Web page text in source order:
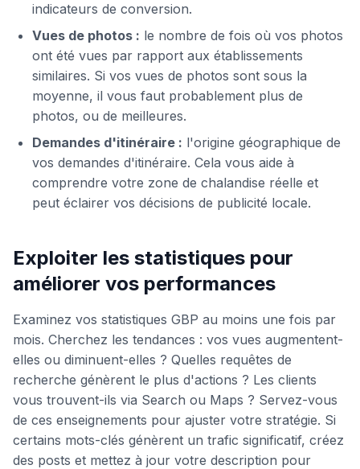
indicateurs de conversion.
Vues de photos : le nombre de fois où vos photos
ont été vues par rapport aux établissements
similaires. Si vos vues de photos sont sous la
moyenne, il vous faut probablement plus de
photos, ou de meilleures.
Demandes d'itinéraire : l'origine géographique de
vos demandes d'itinéraire. Cela vous aide à
comprendre votre zone de chalandise réelle et
peut éclairer vos décisions de publicité locale.
Exploiter les statistiques pour
améliorer vos performances
Examinez vos statistiques GBP au moins une fois par
mois. Cherchez les tendances : vos vues augmentent-
elles ou diminuent-elles ? Quelles requêtes de
recherche génèrent le plus d'actions ? Les clients
vous trouvent-ils via Search ou Maps ? Servez-vous
de ces enseignements pour ajuster votre stratégie. Si
certains mots-clés génèrent un trafic significatif, créez
des posts et mettez à jour votre description pour